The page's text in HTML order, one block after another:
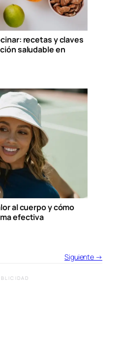
recetas y claves
saludable en
al cuerpo y cómo
efectiva
Siguiente →